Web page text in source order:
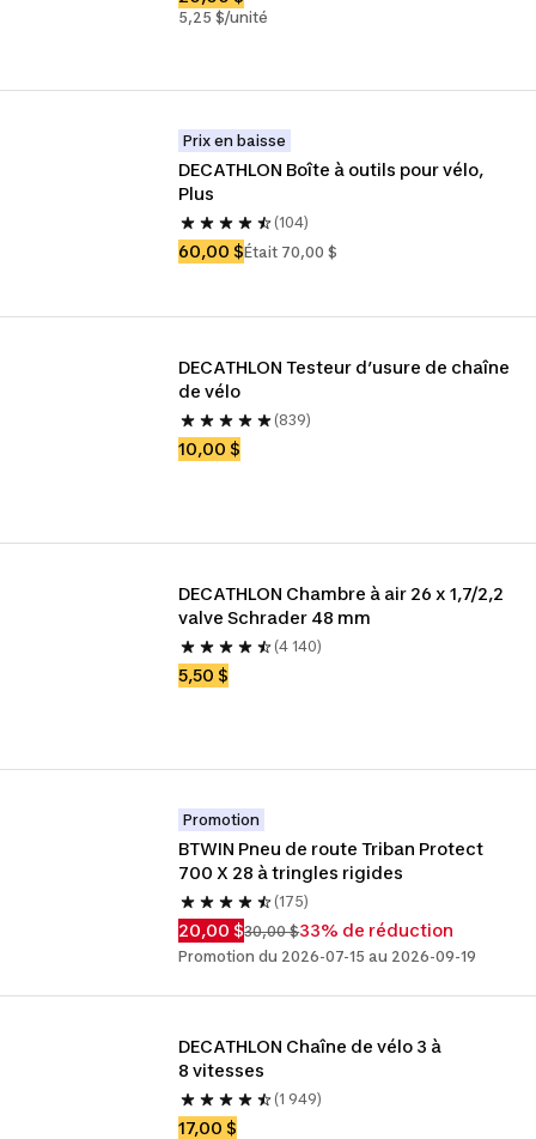
5,25 $/unité
Prix en baisse
DECATHLON Boîte à outils pour vélo,
Plus
(104)
60,00 $Était 70,00 $
DECATHLON Testeur d’usure de chaîne
de vélo
(839)
10,00 $
DECATHLON Chambre à air 26 x 1,7/2,2
valve Schrader 48 mm
(4 140)
5,50 $
Promotion
BTWIN Pneu de route Triban Protect
700 X 28 à tringles rigides
(175)
20,00 $30,00 $33% de réduction
Promotion du 2026-07-15 au 2026-09-19
DECATHLON Chaîne de vélo 3 à
8 vitesses
(1 949)
17,00 $